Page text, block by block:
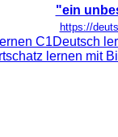
"ein
https://
C1Deutsch
lernen mit